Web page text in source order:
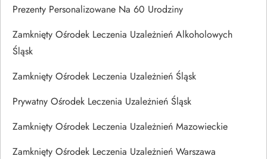
Prezenty Personalizowane Na 60 Urodziny
Zamknięty Ośrodek Leczenia Uzależnień Alkoholowych
Śląsk
Zamknięty Ośrodek Leczenia Uzależnień Śląsk
Prywatny Ośrodek Leczenia Uzależnień Śląsk
Zamknięty Ośrodek Leczenia Uzależnień Mazowieckie
Zamknięty Ośrodek Leczenia Uzależnień Warszawa